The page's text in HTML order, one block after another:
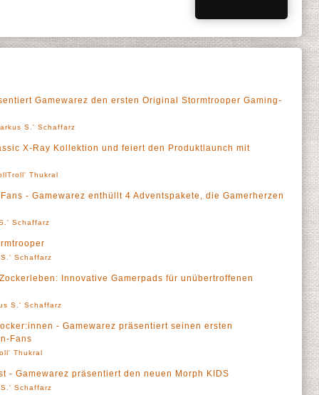
Gamewarez den ersten Original Stormtrooper Gaming-
S.' Schaffarz
X-Ray Kollektion und feiert den Produktlaunch mit
Thukral
- Gamewarez enthüllt 4 Adventspakete, die Gamerherzen
Schaffarz
Schaffarz
Innovative Gamerpads für unübertroffenen
S.' Schaffarz
- Gamewarez präsentiert seinen ersten
Fans
Thukral
- Gamewarez präsentiert den neuen Morph KIDS
Schaffarz